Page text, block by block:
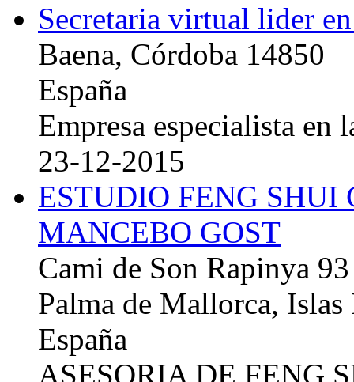
Secretaria virtual lider
Baena, Córdoba 14850
España
Empresa especialista en
23-12-2015
ESTUDIO FENG
MANCEBO GOST
Cami de Son Rapinya 93
Palma de Mallorca, Islas
España
ASESORIA DE FENG